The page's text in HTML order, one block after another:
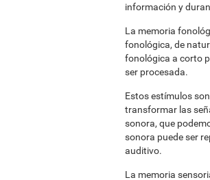
información y
La memoria
fonológica, de
fonológica a corto
ser procesada.
Estos estímulos
transformar las
sonora, que
sonora puede ser
auditivo.
La memoria